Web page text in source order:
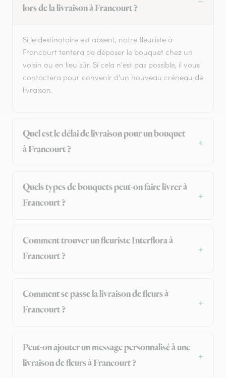
lors de la livraison à Francourt ?
Si le destinataire est absent, notre fleuriste à
Francourt tentera de déposer le bouquet chez un
voisin ou en lieu sûr. Si cela n'est pas possible, il vous
contactera pour convenir d'un nouveau créneau de
livraison.
Quel est le délai de livraison pour un bouquet
à Francourt ?
Quels types de bouquets peut-on faire livrer à
Francourt ?
Comment trouver un fleuriste Interflora à
Francourt ?
Comment se passe la livraison de fleurs à
Francourt ?
Peut-on ajouter un message personnalisé à une
livraison de fleurs à Francourt ?